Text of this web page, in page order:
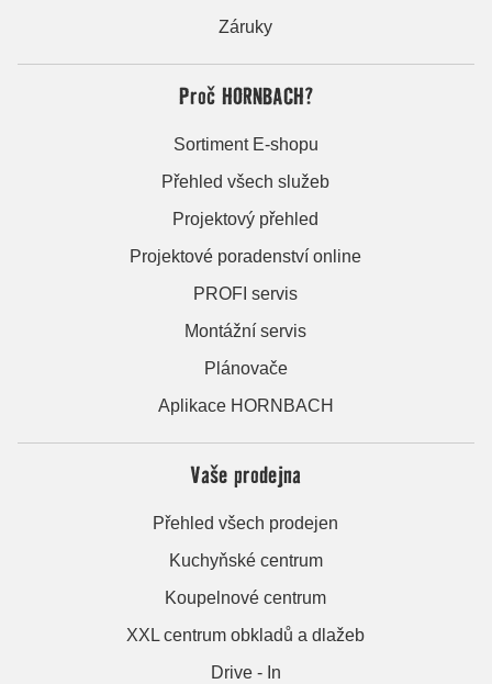
Záruky
Proč HORNBACH?
Sortiment E-shopu
Přehled všech služeb
Projektový přehled
Projektové poradenství online
PROFI servis
Montážní servis
Plánovače
Aplikace HORNBACH
Vaše prodejna
Přehled všech prodejen
Kuchyňské centrum
Koupelnové centrum
XXL centrum obkladů a dlažeb
Drive - In